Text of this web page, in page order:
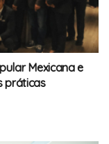
Mexicana e
práticas